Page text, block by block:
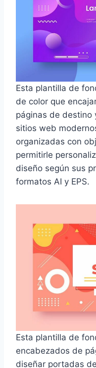
Esta plantilla de
de color que
páginas de destino
sitios web
organizadas con
permitirle
diseño según sus
formatos AI y EPS.
Esta plantilla de
encabezados de
diseñar portadas